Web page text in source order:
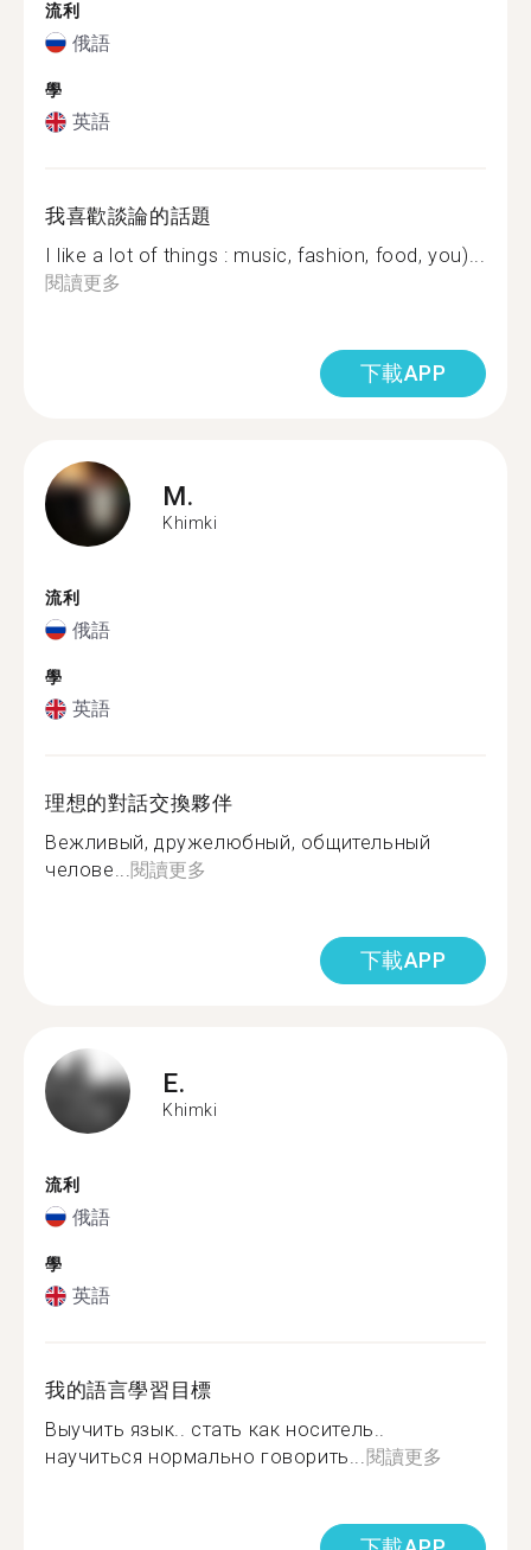
流利
俄語
學
英語
我喜歡談論的話題
I like a lot of things : music, fashion, food, you)...
閱讀更多
下載APP
M.
Khimki
流利
俄語
學
英語
理想的對話交換夥伴
Вежливый, дружелюбный, общительный
челове...閱讀更多
下載APP
E.
Khimki
流利
俄語
學
英語
我的語言學習目標
Выучить язык.. стать как носитель..
научиться нормально говорить...閱讀更多